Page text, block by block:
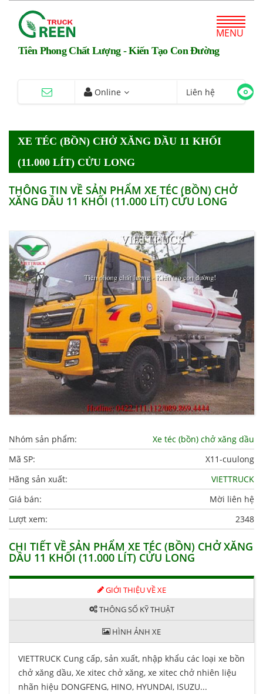
MENU
Tiên Phong Chất Lượng - Kiến Tạo Con Đường
Online Liên hệ
XE TÉC (BỒN) CHỞ XĂNG DẦU 11 KHỐI
(11.000 LÍT) CỬU LONG
THÔNG TIN VỀ SẢN PHẨM XE TÉC (BỒN) CHỞ
XĂNG DẦU 11 KHỐI (11.000 LÍT) CỬU LONG
Nhóm sản phẩm:
Xe téc (bồn) chở xăng dầu
Mã SP:
X11-cuulong
Hãng sản xuất:
VIETTRUCK
Giá bán:
Mời liên hệ
Lượt xem:
2348
CHI TIẾT VỀ SẢN PHẨM XE TÉC (BỒN) CHỞ XĂNG
DẦU 11 KHỐI (11.000 LÍT) CỬU LONG
GIỚI THIỆU VỀ XE
THÔNG SỐ KỸ THUẬT
HÌNH ẢNH XE
VIETTRUCK Cung cấp, sản xuất, nhập khẩu các loại xe bồn
chở xăng dầu, Xe xitec chở xăng, xe xitec chở nhiên liệu
nhãn hiệu DONGFENG, HINO, HYUNDAI, ISUZU...